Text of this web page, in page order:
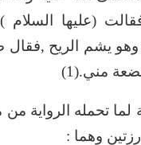
(عليها
وهو يشم الريح ,فقال
مني.(1)‏
تحمله الرواية من
وهما :‏